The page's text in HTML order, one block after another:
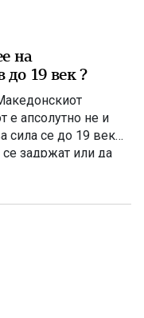
на
19 век ?
е апсолутно не и
сила се до 19 век
задржат или да
– планинската
места се […]